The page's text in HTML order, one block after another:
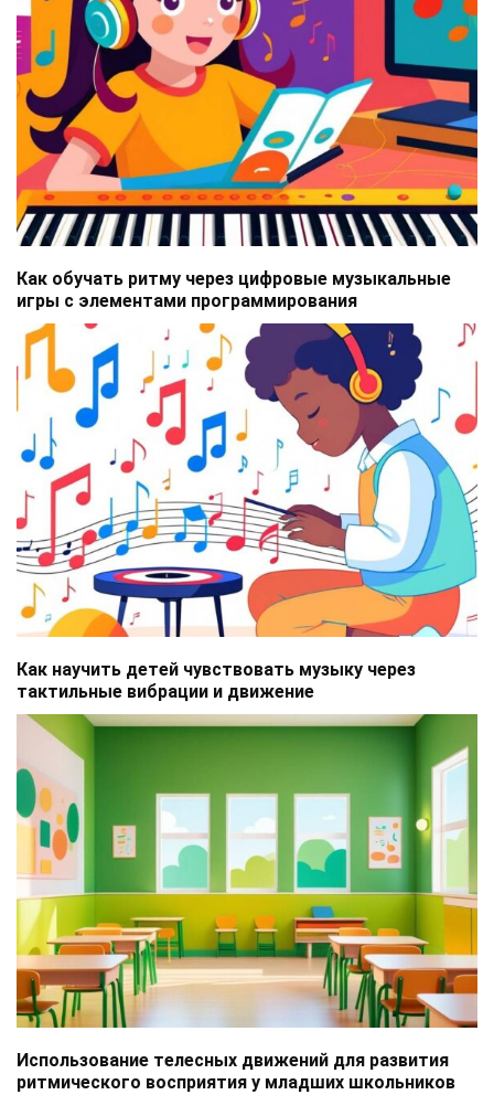
Как обучать ритму через цифровые музыкальные
игры с элементами программирования
Как научить детей чувствовать музыку через
тактильные вибрации и движение
Использование телесных движений для развития
ритмического восприятия у младших школьников